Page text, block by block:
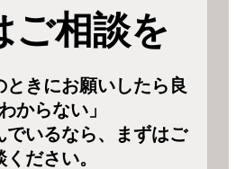
ご相談を
ときにお願いしたら良
からない」
でいるなら、まずはご
ください。